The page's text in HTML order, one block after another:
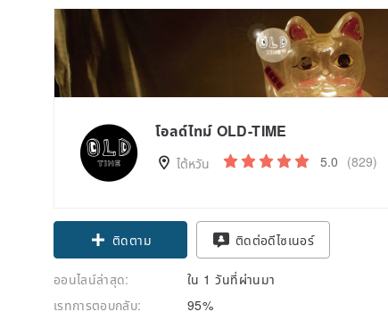
โอลด์ไทม์ OLD-TIME
ไต้หวัน 5.0 (829)
ติดตาม ติดต่อดีไซเนอร์
ออนไลน์ล่าสุด:
ใน 1 วันที่ผ่านมา
เรทการตอบกลับ:
95%